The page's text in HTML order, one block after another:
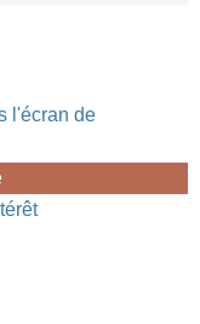
l'écran de